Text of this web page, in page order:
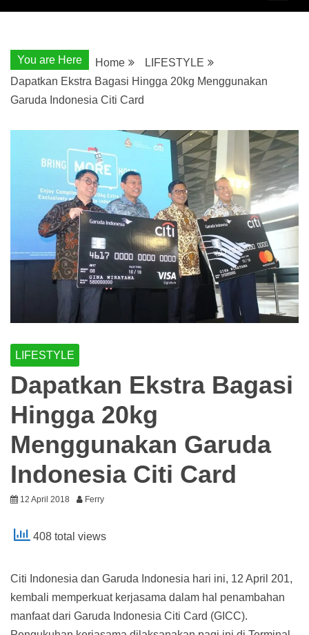
You are Here Home
LIFESTYLE
Dapatkan Ekstra Bagasi Hingga 20kg Menggunakan
Garuda Indonesia Citi Card
LIFESTYLE
Dapatkan Ekstra Bagasi
Hingga 20kg
Menggunakan Garuda
Indonesia Citi Card
12 April 2018 Ferry
408 total views
Citi Indonesia dan Garuda Indonesia hari ini, 12 April 201,
kembali memperkuat kerjasama dalam hal penambahan
manfaat dari Garuda Indonesia Citi Card (GICC).